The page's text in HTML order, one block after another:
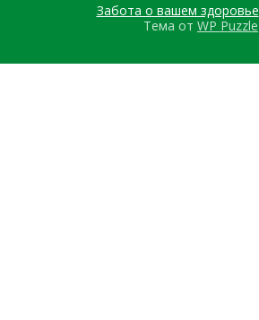
Забота о вашем здоровье
Тема от WP Puzzle